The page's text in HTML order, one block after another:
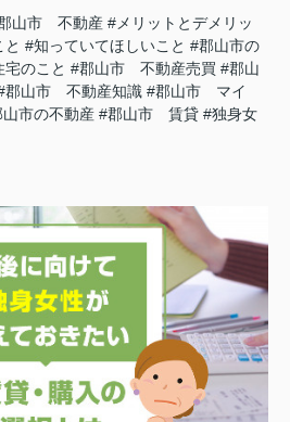
山市 不動産 #メリットとデメリッ
#知っていてほしいこと #郡山市の
のこと #郡山市 不動産売買 #郡山
郡山市 不動産知識 #郡山市 マイ
山市の不動産 #郡山市 賃貸 #独身女